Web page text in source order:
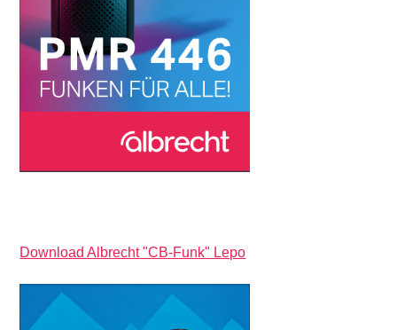
Download Albrecht "CB-Funk" Lepo